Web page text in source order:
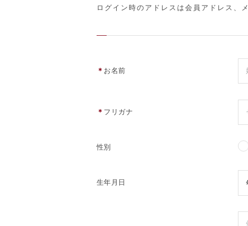
ログイン時のアドレスは会員アドレス、
＊ お名前
＊ フリガナ
性別
生年月日